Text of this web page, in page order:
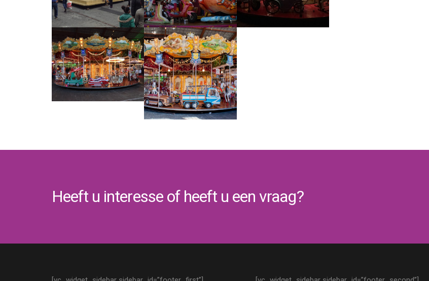
Heeft u interesse of heeft u een vraag?